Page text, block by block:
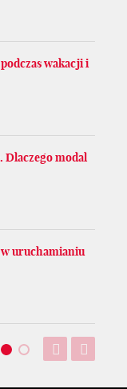
wakacji i
Dlaczego modal
uruchamianiu